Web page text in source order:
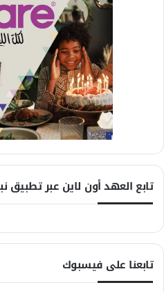
تابع العهد أون لاين عبر تطبيق
تابعنا على فيسبوك